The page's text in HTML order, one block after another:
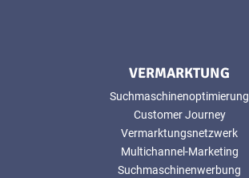
VERMARKTUNG
Suchmaschinenoptimierung
Customer Journey
Vermarktungsnetzwerk
Multichannel-Marketing
Suchmaschinenwerbung